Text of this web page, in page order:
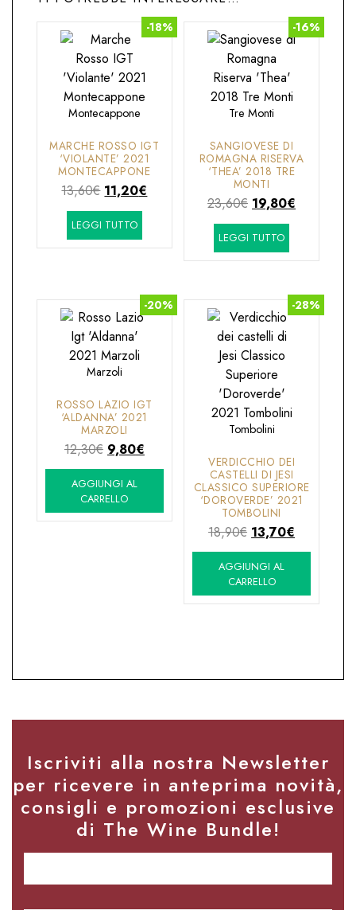
-18%
Montecappone
MARCHE ROSSO IGT
‘VIOLANTE’ 2021
MONTECAPPONE
13,60€ Il
prezzo
originale
era:
11,20€
è:
11,20€.
LEGGI TUTTO
-16%
Tre Monti
SANGIOVESE DI
ROMAGNA RISERVA
‘THEA’ 2018 TRE
MONTI
23,60€ Il
prezzo
originale
era:
19,80€
è:
LEGGI TUTTO
-20%
Marzoli
ROSSO LAZIO IGT
‘ALDANNA’ 2021
MARZOLI
12,30€ Il
prezzo
originale
era:
12,30€.
9,80€Il
prezzo
9,80€.
AGGIUNGI AL
CARRELLO
-28%
Tombolini
VERDICCHIO DEI
CASTELLI DI JESI
CLASSICO SUPERIORE
‘DOROVERDE’ 2021
TOMBOLINI
18,90€ Il
prezzo
originale
era:
18,90€.
13,70€
prezzo
13,70€.
AGGIUNGI AL
CARRELLO
Iscriviti alla nostra Newsletter
per ricevere in anteprima novità,
consigli e promozioni esclusive
di The Wine Bundle!